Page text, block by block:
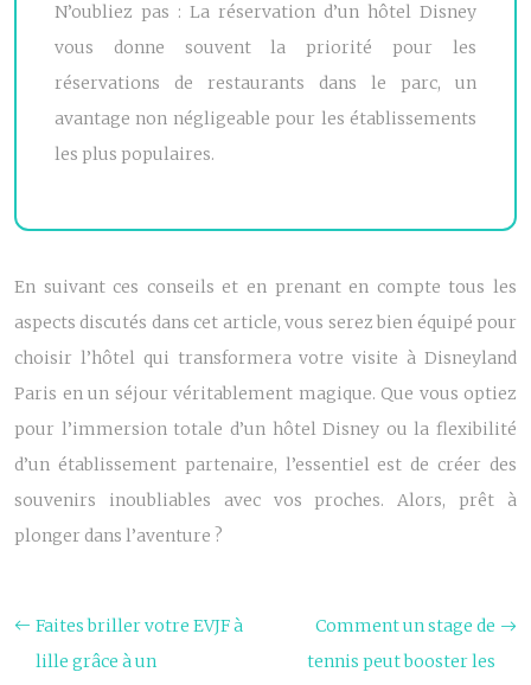
N’oubliez pas : La réservation d’un hôtel Disney
vous donne souvent la priorité pour les
réservations de restaurants dans le parc, un
avantage non négligeable pour les établissements
les plus populaires.
En suivant ces conseils et en prenant en compte tous les
aspects discutés dans cet article, vous serez bien équipé pour
choisir l’hôtel qui transformera votre visite à Disneyland
Paris en un séjour véritablement magique. Que vous optiez
pour l’immersion totale d’un hôtel Disney ou la flexibilité
d’un établissement partenaire, l’essentiel est de créer des
souvenirs inoubliables avec vos proches. Alors, prêt à
plonger dans l’aventure ?
Faites briller votre EVJF à
lille grâce à un
Comment un stage de
tennis peut booster les